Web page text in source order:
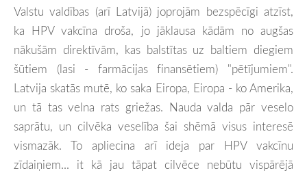
Valstu valdības (arī Latvijā) joprojām bezspēcīgi atzīst,
ka HPV vakcīna droša, jo jāklausa kādām no augšas
nākušām direktīvām, kas balstītas uz baltiem diegiem
šūtiem (lasi - farmācijas finansētiem) "pētījumiem".
Latvija skatās mutē, ko saka Eiropa, Eiropa - ko Amerika,
un tā tas velna rats griežas. Nauda valda pār veselo
saprātu, un cilvēka veselība šai shēmā visus interesē
vismazāk. To apliecina arī ideja par HPV vakcīnu
zīdaiņiem... it kā jau tāpat cilvēce nebūtu vispārējā